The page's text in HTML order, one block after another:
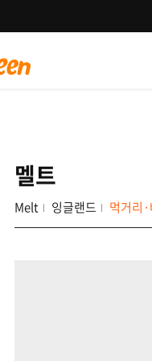
멜트
Melt 잉글랜드 먹거리